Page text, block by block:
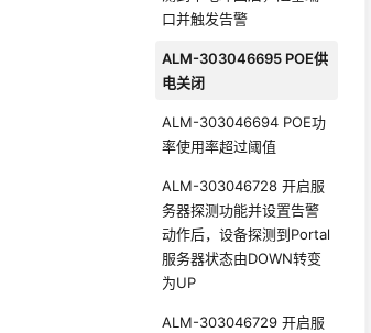
口并触发告警
ALM-303046695 POE供
电关闭
ALM-303046694 POE功
率使用率超过阈值
ALM-303046728 开启服
务器探测功能并设置告警
动作后，设备探测到Portal
服务器状态由DOWN转变
为UP
ALM-303046729 开启服